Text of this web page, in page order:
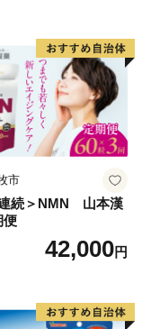
市
続＞NMN 山本漢
42,000円